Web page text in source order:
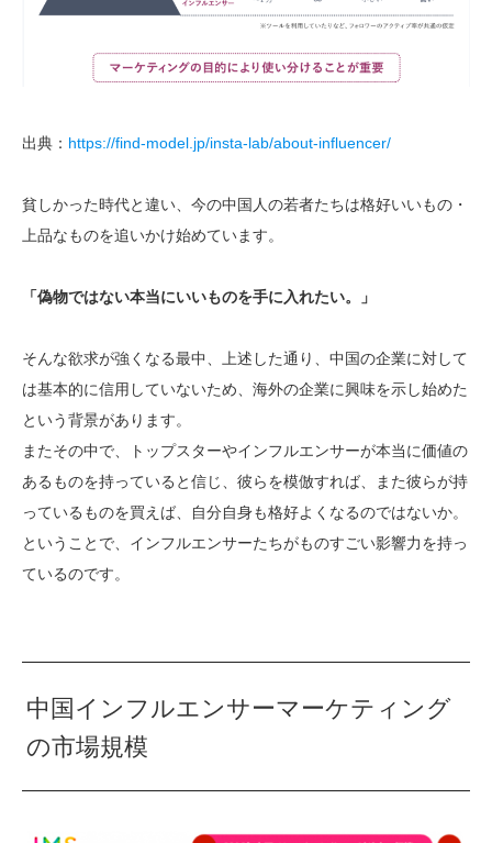
出典： https://find-model.jp/insta-lab/about-influencer/
貧しかった時代と違い、今の中国人の若者たちは格好いいもの・
上品なものを追いかけ始めています。
「偽物ではない本当にいいものを手に入れたい。」
そんな欲求が強くなる最中、上述した通り、中国の企業に対して
は基本的に信用していないため、海外の企業に興味を示し始めた
という背景があります。
またその中で、トップスターやインフルエンサーが本当に価値の
あるものを持っていると信じ、彼らを模倣すれば、また彼らが持
っているものを買えば、自分自身も格好よくなるのではないか。
ということで、インフルエンサーたちがものすごい影響力を持っ
ているのです。
中国インフルエンサーマーケティング
の市場規模